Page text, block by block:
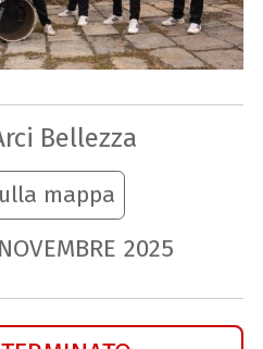
Bellezza
mappa
NOVEMBRE 2025